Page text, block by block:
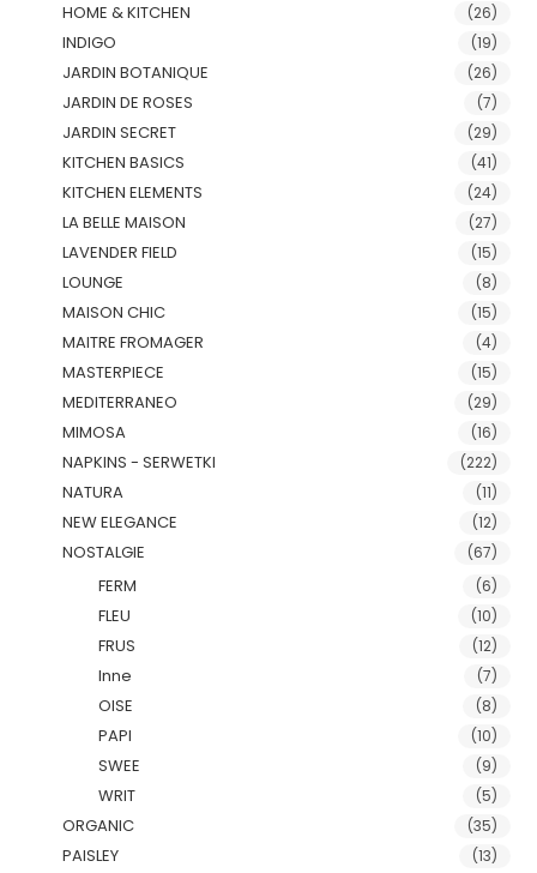
HOME & KITCHEN (26)
INDIGO (19)
JARDIN BOTANIQUE (26)
JARDIN DE ROSES (7)
JARDIN SECRET (29)
KITCHEN BASICS (41)
KITCHEN ELEMENTS (24)
LA BELLE MAISON (27)
LAVENDER FIELD (15)
LOUNGE (8)
MAISON CHIC (15)
MAITRE FROMAGER (4)
MASTERPIECE (15)
MEDITERRANEO (29)
MIMOSA (16)
NAPKINS - SERWETKI (222)
NATURA (11)
NEW ELEGANCE (12)
NOSTALGIE (67)
FERM (6)
FLEU (10)
FRUS (12)
Inne (7)
OISE (8)
PAPI (10)
SWEE (9)
WRIT (5)
ORGANIC (35)
PAISLEY (13)